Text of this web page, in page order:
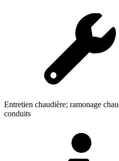
Entretien chaudière; ramonage
conduits